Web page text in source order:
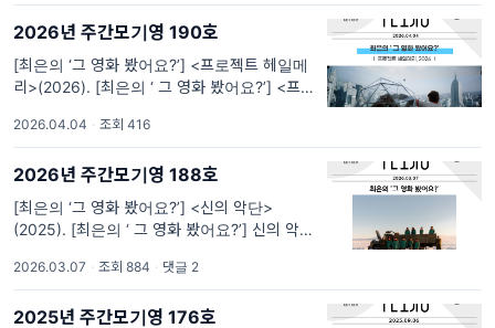
난다 한들 저는 필시 명품을 알아보지 못해서
차려입
2026년 주간모기영 190호
[최은의 ‘그 영화 봤어요?’] <프로젝트 헤일메
리>(2026). [최은의 ‘ 그 영화 봤어요?’] <프로
의: 영화의 결말이 언급되어 있습니다. 자주 가
는 동네 카페에서 앤디 위어의 소설 『프로젝트
2026.04.04 · 조회 416
2026년 주간모기영 188호
[최은의 ‘그 영화 봤어요?’] <신의 악단>
(2025). [최은의 ‘ 그 영화 봤어요?’] 신의 악단
디인가 <신의 악단>의 선전을 보며 생각이 많
아집니다. 개봉 3개월 차에 들어선 3월
2026.03.07 · 조회 884 · 댓글 2
2025년 주간모기영 176호